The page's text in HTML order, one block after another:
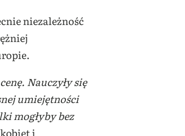
niezależność
Nauczyły się
umiejętności
mogłyby bez
i